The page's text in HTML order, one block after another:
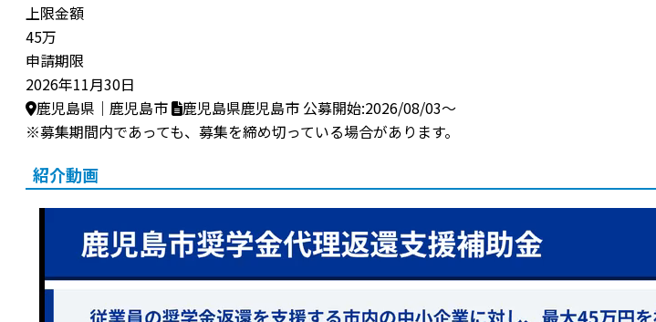
上限金額
45万
申請期限
2026年11月30日
鹿児島県｜鹿児島市
鹿児島県鹿児島市 公募開始:2026/08/03～
※募集期間内であっても、募集を締め切っている場合があります。
紹介動画